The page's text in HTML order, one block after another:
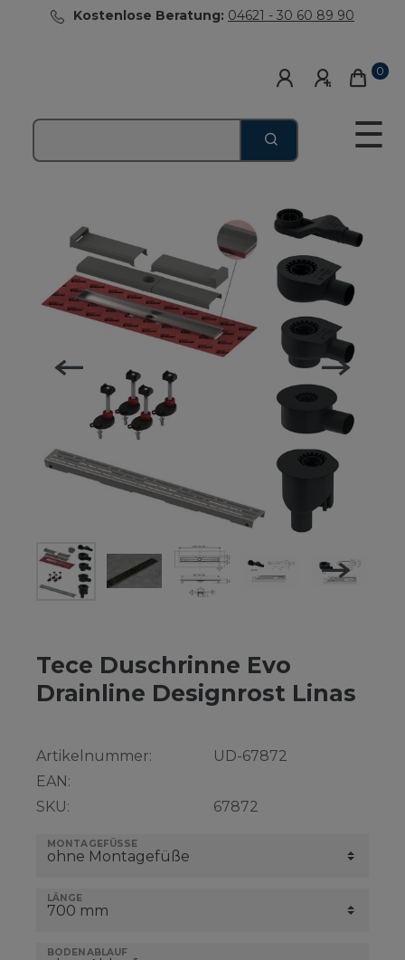
Kostenlose Beratung: 04621 - 30 60 89 90
0
☰
Tece Duschrinne Evo
Drainline Designrost Linas
Artikelnummer:
EAN:
SKU:
UD-67872
67872
MONTAGEFÜSSE
LÄNGE
BODENABLAUF